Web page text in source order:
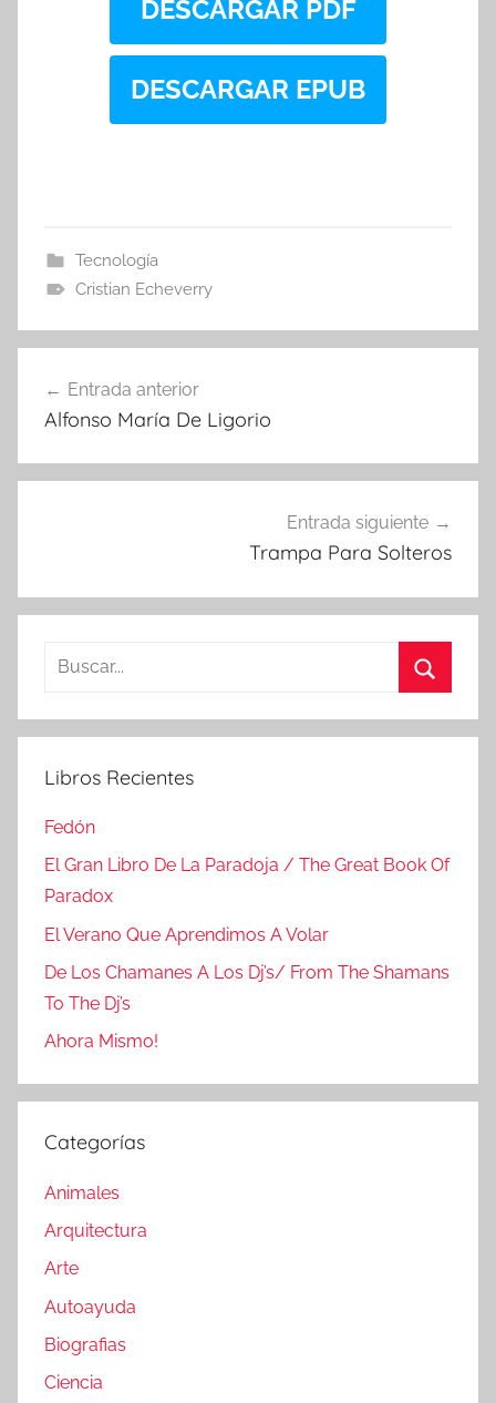
DESCARGAR PDF
DESCARGAR EPUB
Tecnología
Cristian Echeverry
de
Entrada anterior
Alfonso María De Ligorio
Entrada siguiente
Trampa Para Solteros
Buscar:
Libros Recientes
Fedón
El Gran Libro De La Paradoja / The Great Book Of
Paradox
El Verano Que Aprendimos A Volar
De Los Chamanes A Los Dj’s/ From The Shamans
To The Dj’s
Ahora Mismo!
Categorías
Animales
Arquitectura
Arte
Autoayuda
Biografias
Ciencia